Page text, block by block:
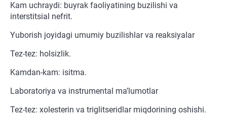
Kam uchraydi: buyrak faoliyatining buzilishi va
interstitsial nefrit.
Yuborish joyidagi umumiy buzilishlar va reaksiyalar
Tez-tez: holsizlik.
Kamdan-kam: isitma.
Laboratoriya va instrumental ma’lumotlar
Tez-tez: xolesterin va triglitseridlar miqdorining oshishi.